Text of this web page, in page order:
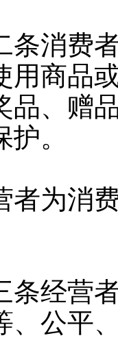
费者
用商品
品、赠
。
消费
经营者
、公平